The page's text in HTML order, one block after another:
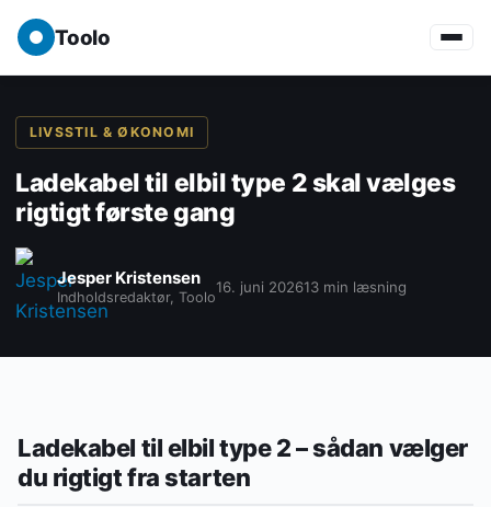
Toolo
LIVSSTIL & ØKONOMI
Ladekabel til elbil type 2 skal vælges
rigtigt første gang
Jesper Kristensen
Indholdsredaktør, Toolo
16. juni 202613 min læsning
Ladekabel til elbil type 2 – sådan vælger
du rigtigt fra starten